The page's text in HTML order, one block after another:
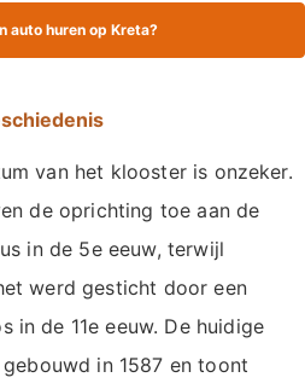
auto huren op Kreta?
van het klooster is onzeker.
de oprichting toe aan de
in de 5e eeuw, terwijl
werd gesticht door een
in de 11e eeuw. De huidige
in 1587 en toont